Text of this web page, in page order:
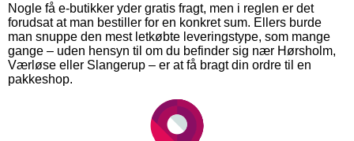
Nogle få e-butikker yder gratis fragt, men i reglen er det
forudsat at man bestiller for en konkret sum. Ellers burde
man snuppe den mest letkøbte leveringstype, som mange
gange – uden hensyn til om du befinder sig nær Hørsholm,
Værløse eller Slangerup – er at få bragt din ordre til en
pakkeshop.